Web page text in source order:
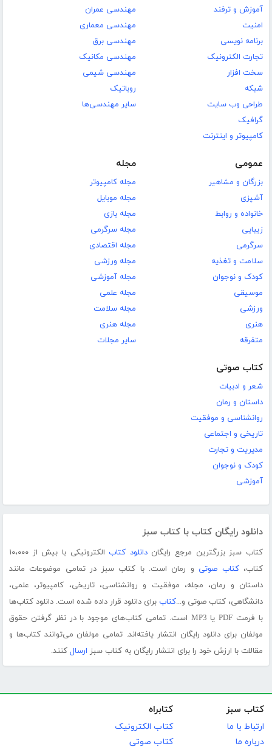
آموزش و ترفند
امنیت
برنامه نویسی
تجارت الکترونیک
سخت افزار
شبکه
طراحی وب سایت
گرافیک
کامپیوتر و اینترنت
مهندسی عمران
مهندسی معماری
مهندسی برق
مهندسی مکانیک
مهندسی شیمی
روباتیک
سایر مهندسی‌ها
عمومی
بزرگان و مشاهیر
آشپزی
خانواده و روابط
زیبایی
سرگرمی
سلامت و تغذیه
کودک و نوجوان
موسیقی
ورزشی
هنری
متفرقه
مجله
مجله کامپیوتر
مجله موبایل
مجله بازی
مجله سرگرمی
مجله اقتصادی
مجله ورزشی
مجله آموزشی
مجله علمی
مجله سلامت
مجله هنری
سایر مجلات
کتاب صوتی
شعر و ادبیات
داستان و رمان
روانشناسی و موفقیت
تاریخی و اجتماعی
مدیریت و تجارت
کودک و نوجوان
آموزشی
دانلود رایگان کتاب با کتاب سبز
کتاب سبز بزرگترین مرجع رایگاندانلود کتاب
الکترونیکی با بیش از ۱۰،۰۰۰
کتاب،کتاب صوتی و رمان است. با کتاب سبز در تمامی موضوعات مانند
داستان و رمان، مجله، موفقیت و روانشناسی، تاریخی، کامپیوتر، علمی،
دانشگاهی، کتاب صوتی و...کتاب برای دانلود قرار داده شده است. دانلود کتاب‌ها
با فرمت PDF یا MP3 است. تمامی کتاب‌های موجود با در نظر گرفتن حقوق
مولفان برای دانلود رایگان انتشار یافته‌اند. تمامی مولفان می‌توانند کتاب‌ها و
مقالات با ارزش خود را برای انتشار رایگان به کتاب سبز ارسال کنند.
کتاب سبز
ارتباط با ما
درباره ما
کتابراه
کتاب الکترونیک
کتاب صوتی